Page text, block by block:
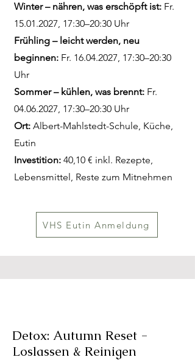
Winter – nähren, was erschöpft ist: Fr.
15.01.2027, 17:30–20:30 Uhr
Frühling – leicht werden, neu
beginnen: Fr. 16.04.2027, 17:30–20:30
Uhr
Sommer – kühlen, was brennt: Fr.
04.06.2027, 17:30–20:30 Uhr
Ort: Albert-Mahlstedt-Schule, Küche,
Eutin
Investition: 40,10 € inkl. Rezepte,
Lebensmittel, Reste zum Mitnehmen
VHS Eutin Anmeldung
Detox: Autumn Reset -
Loslassen & Reinigen